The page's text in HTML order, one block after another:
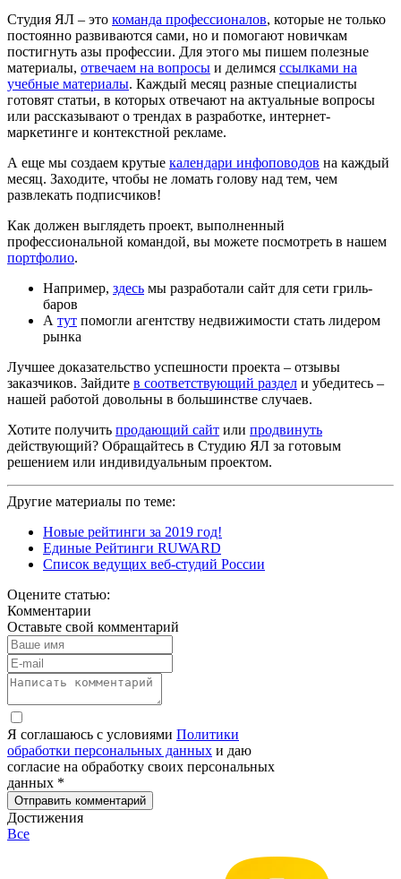
Студия ЯЛ – это команда профессионалов, которые не только
постоянно развиваются сами, но и помогают новичкам
постигнуть азы профессии. Для этого мы пишем полезные
материалы, отвечаем на вопросы и делимся ссылками на
учебные материалы. Каждый месяц разные специалисты
готовят статьи, в которых отвечают на актуальные вопросы
или рассказывают о трендах в разработке, интернет-
маркетинге и контекстной рекламе.
А еще мы создаем крутые календари инфоповодов на каждый
месяц. Заходите, чтобы не ломать голову над тем, чем
развлекать подписчиков!
Как должен выглядеть проект, выполненный
профессиональной командой, вы можете посмотреть в нашем
портфолио.
Например, здесь мы разработали сайт для сети гриль-
баров
А тут помогли агентству недвижимости стать лидером
рынка
Лучшее доказательство успешности проекта – отзывы
заказчиков. Зайдите в соответствующий раздел и убедитесь –
нашей работой довольны в большинстве случаев.
Хотите получить продающий сайт или продвинуть
действующий? Обращайтесь в Студию ЯЛ за готовым
решением или индивидуальным проектом.
Другие материалы по теме:
Новые рейтинги за 2019 год!
Единые Рейтинги RUWARD
Список ведущих веб-студий России
Оцените статью:
Комментарии
Оставьте свой комментарий
Я соглашаюсь с условиями Политики
обработки персональных данных и даю
согласие на обработку своих персональных
данных *
Отправить комментарий
Достижения
Все